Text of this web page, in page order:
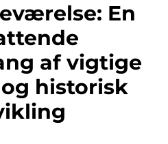
af vigtige
historisk